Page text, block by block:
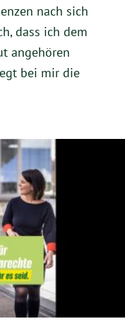
nach sich
dass ich dem
angehören
bei mir die